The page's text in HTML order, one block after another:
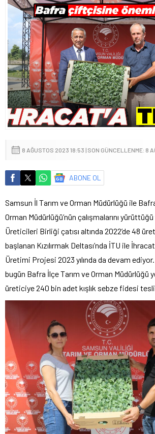
8 AĞUSTOS 2023 18:53 | SON GÜNCELLENME: 8
ABONE OL
Samsun İl Tarım ve Orman Müdürlüğü ile
Orman Müdürlüğü’nün çalışmalarını
Üreticileri Birliği çatısı altında 2022’de 48
başlanan Kızılırmak Deltası’nda İTU ile
Üretimi Projesi 2023 yılında da devam
bugün Bafra İlçe Tarım ve Orman Müdürlüğü
üreticiye 240 bin adet kışlık sebze fidesi